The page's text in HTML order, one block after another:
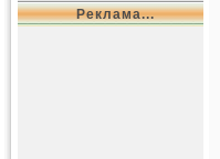
Реклама...